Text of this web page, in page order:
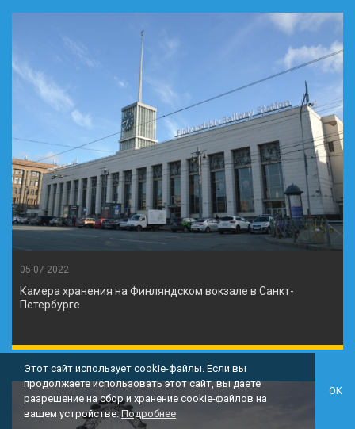
05-07-2022
Камера хранения на Финляндском вокзале в Санкт-
Петербурге
Этот сайт использует cookie-файлы. Если вы
продолжаете использовать этот сайт, вы даете
разрешение на сбор и хранение cookie-файлов на
вашем устройстве.Подробнее
OK